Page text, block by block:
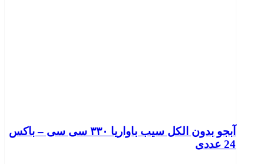
آبجو بدون الکل سیب باواریا ۳۳۰ سی سی – باکس
24 عددی